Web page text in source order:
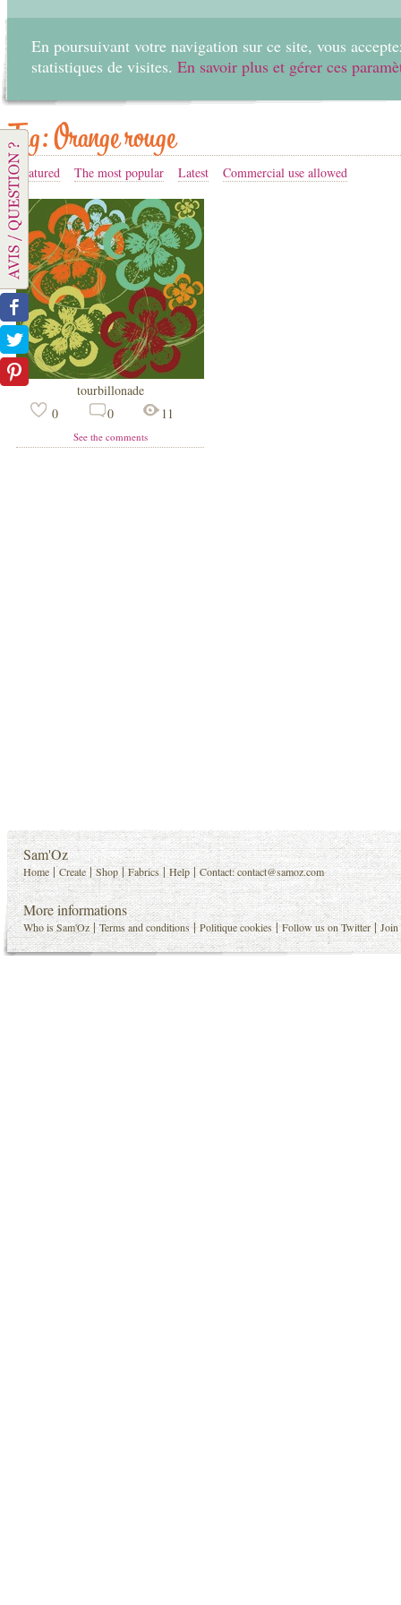
En poursuivant votre navigation sur ce site, vous
statistiques de visites. En savoir plus et gérer ces
Tag: Orange rouge
Featured The most popular Latest Commercial use allowed
tourbillonade
0
0 11
See the comments
Sam'Oz
Home |Create |Shop |Fabrics |Help |Contact:contact@samoz.com
More informations
Who is Sam'Oz |Terms and conditions |Politique cookies |Follow us on Twitter |Join